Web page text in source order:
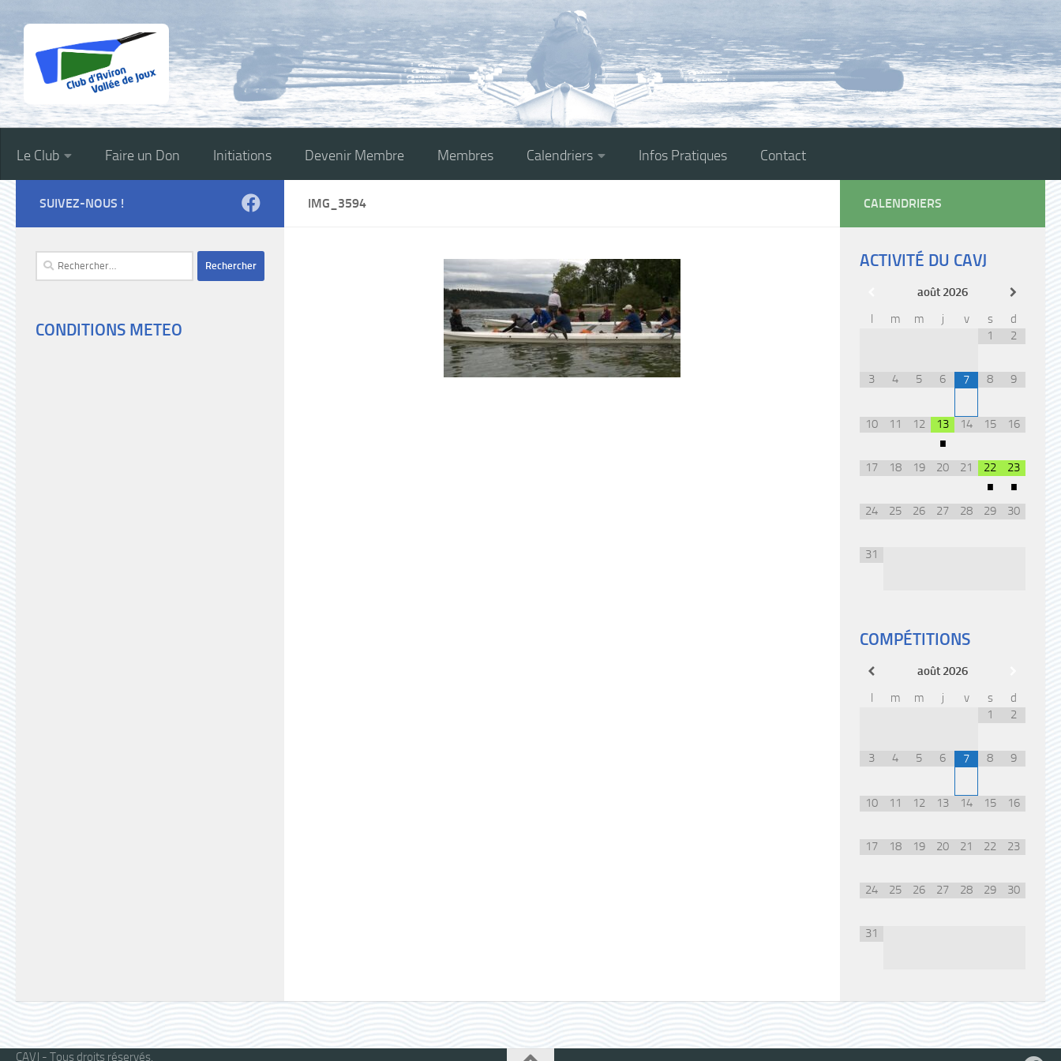
Skip to content
Le Club Faire un Don Initiations Devenir Membre Membres Calendriers Infos Pratiques Contact
IMG_3594
SUIVEZ-NOUS !
Rechercher :
CONDITIONS METEO
CALENDRIERS
ACTIVITÉ DU CAVJ
août 2026
l
m m j v s
d
1
2
3 4 5 6 7 8 9
10 11 12 13
•
14 15 16
17 18 19 20 21 22
•
23
•
24 25 26 27 28 29 30
31
COMPÉTITIONS
août 2026
l
m m j v s
d
1
2
3 4 5 6 7 8 9
10 11 12 13 14 15 16
17 18 19 20 21 22 23
24 25 26 27 28 29 30
31
CAVJ - Tous droits réservés.